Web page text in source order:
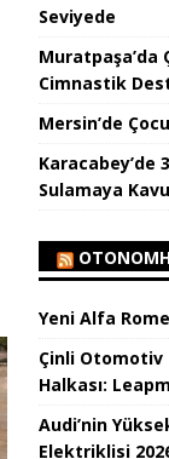
Seviyede
Muratpaşa’da
Cimnastik
Mersin’de
Karacabey’de
Sulamaya
Yeni Alfa
Çinli Otomotiv
Halkası:
Audi’nin
Elektriklisi